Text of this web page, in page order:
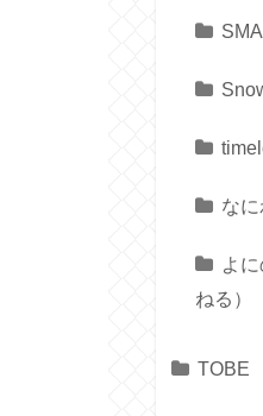
な
よ
ねる）
TOBE